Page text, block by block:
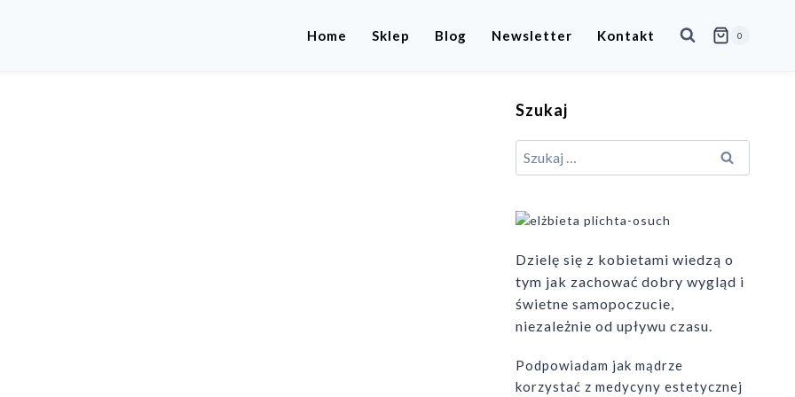
Home Sklep Blog Newsletter Kontakt 0
Szukaj
Szukaj:
Dzielę się z kobietami wiedzą o
tym jak zachować dobry wygląd i
świetne samopoczucie,
niezależnie od upływu czasu.
Podpowiadam jak mądrze
korzystać z medycyny estetycznej